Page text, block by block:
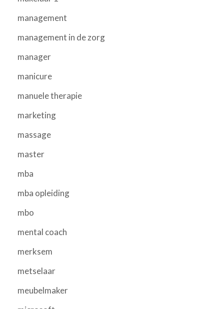
management
management in de zorg
manager
manicure
manuele therapie
marketing
massage
master
mba
mba opleiding
mbo
mental coach
merksem
metselaar
meubelmaker